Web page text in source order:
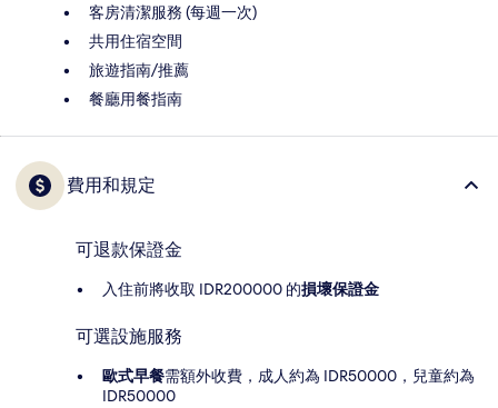
客房清潔服務 (每週一次)
共用住宿空間
旅遊指南/推薦
餐廳用餐指南
費用和規定
可退款保證金
入住前將收取 IDR200000 的損壞保證金
可選設施服務
歐式早餐需額外收費，成人約為 IDR50000，兒童約為
IDR50000